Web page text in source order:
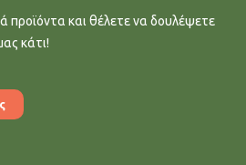
προϊόντα και θέλετε να δουλέψετε
κάτι!